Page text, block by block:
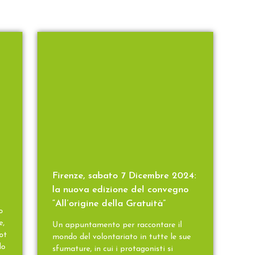
Firenze, sabato 7 Dicembre 2024:
la nuova edizione del convegno
“All’origine della Gratuità”
Un appuntamento per raccontare il
mondo del volontariato in tutte le sue
sfumature, in cui i protagonisti si